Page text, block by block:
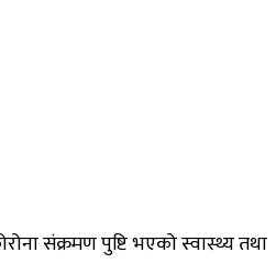
संक्रमण पुष्टि भएको स्वास्थ्य तथा